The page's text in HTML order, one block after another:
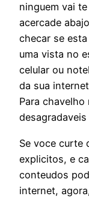
ninguem vai
acercade
checar se
uma vista no
celular ou
da sua
Para
Se voce curte
explicitos, e
conteudos
internet,